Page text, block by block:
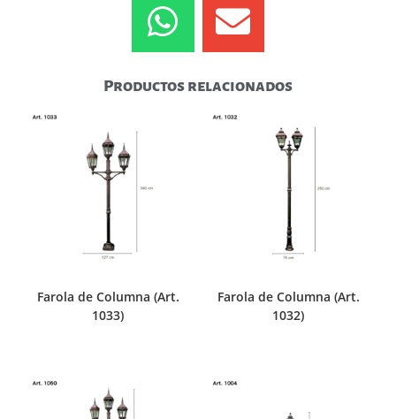
Productos relacionados
Farola de Columna (Art.
1033)
Farola de Columna (Art.
1032)